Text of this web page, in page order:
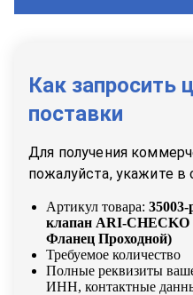
Как запросить
поставки
Для получения
пожалуйста, укажите в
Артикул товара: 35003-
клапан ARI-CHECKO
Фланец Проходной)
Требуемое количество
Полные реквизиты
ИНН, контактные